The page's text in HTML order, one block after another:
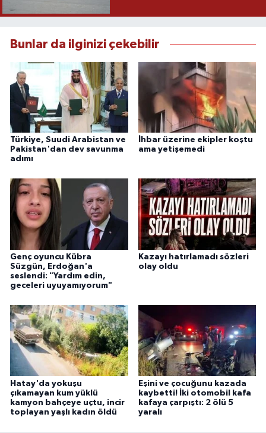
Bunlar da ilginizi çekebilir
Türkiye, Suudi Arabistan ve
Pakistan'dan dev savunma
adımı
İhbar üzerine ekipler koştu
ama yetişemedi
Genç oyuncu Kübra
Süzgün, Erdoğan'a
seslendi: "Yardım edin,
geceleri uyuyamıyorum"
Kazayı hatırlamadı sözleri
olay oldu
Hatay'da yokuşu
çıkamayan kum yüklü
kamyon bahçeye uçtu, incir
toplayan yaşlı kadın öldü
Eşini ve çocuğunu kazada
kaybetti! İki otomobil kafa
kafaya çarpıştı: 2 ölü 5
yaralı